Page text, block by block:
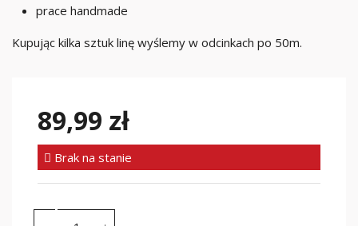
prace handmade
Kupując kilka sztuk linę wyślemy w odcinkach po 50m.
89,99 zł
Brak na stanie